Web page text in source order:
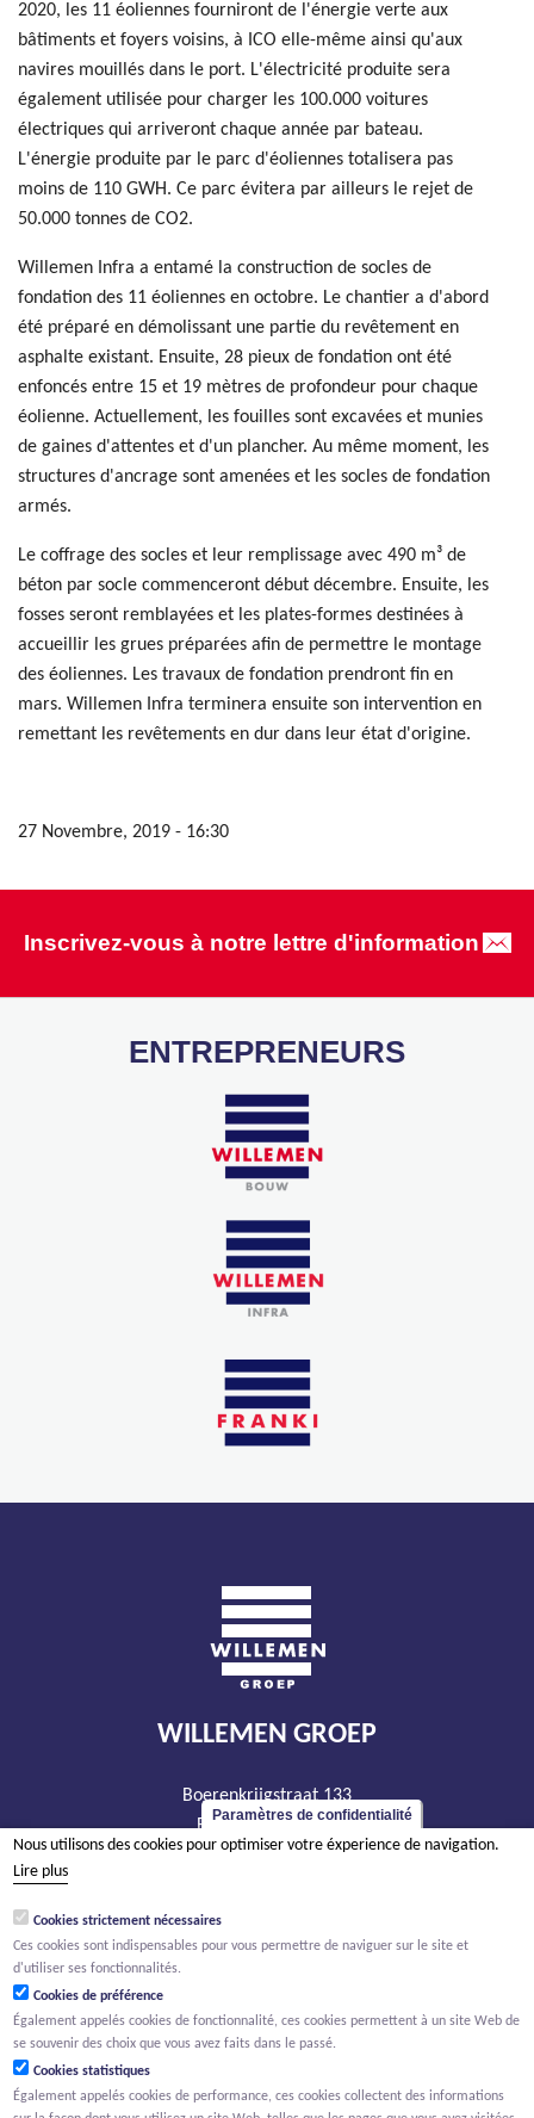
2020, les 11 éoliennes fourniront de l'énergie verte aux
bâtiments et foyers voisins, à ICO elle-même ainsi qu'aux
navires mouillés dans le port. L'électricité produite sera
également utilisée pour charger les 100.000 voitures
électriques qui arriveront chaque année par bateau.
L'énergie produite par le parc d'éoliennes totalisera pas
moins de 110 GWH. Ce parc évitera par ailleurs le rejet de
50.000 tonnes de CO2.
Willemen Infra a entamé la construction de socles de
fondation des 11 éoliennes en octobre. Le chantier a d'abord
été préparé en démolissant une partie du revêtement en
asphalte existant. Ensuite, 28 pieux de fondation ont été
enfoncés entre 15 et 19 mètres de profondeur pour chaque
éolienne. Actuellement, les fouilles sont excavées et munies
de gaines d'attentes et d'un plancher. Au même moment, les
structures d'ancrage sont amenées et les socles de fondation
armés.
Le coffrage des socles et leur remplissage avec 490 m³ de
béton par socle commenceront début décembre. Ensuite, les
fosses seront remblayées et les plates-formes destinées à
accueillir les grues préparées afin de permettre le montage
des éoliennes. Les travaux de fondation prendront fin en
mars. Willemen Infra terminera ensuite son intervention en
remettant les revêtements en dur dans leur état d'origine.
27 Novembre, 2019 - 16:30
Inscrivez-vous à notre lettre d'information
ENTREPRENEURS
WILLEMEN GROEP
Boerenkrijgstraat 133
BE - 2800 Malines
tél +32 15 569 965
RPM Anvers, département Malines
Paramètres de confidentialité
Nous utilisons des cookies pour optimiser votre éxperience de navigation.
Lire plus
Cookies strictement nécessaires
Ces cookies sont indispensables pour vous permettre de naviguer sur le site et
d'utiliser ses fonctionnalités.
Cookies de préférence
Également appelés cookies de fonctionnalité, ces cookies permettent à un site Web de
se souvenir des choix que vous avez faits dans le passé.
Cookies statistiques
Également appelés cookies de performance, ces cookies collectent des informations